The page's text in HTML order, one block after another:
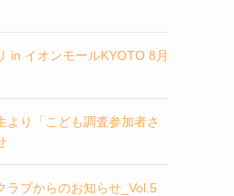
in イオンモールKYOTO 8月
より「こども調査参加者さ
ラブからのお知らせ_Vol.5